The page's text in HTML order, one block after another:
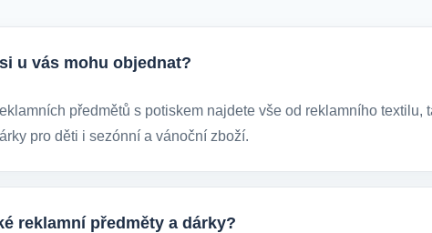
u vás mohu objednat?
předmětů s potiskem najdete vše od reklamního
pro děti i sezónní a vánoční zboží.
reklamní předměty a dárky?